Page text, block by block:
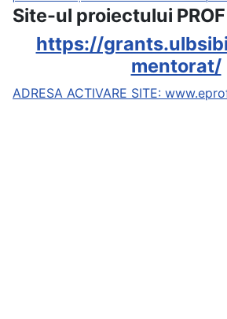
Site-ul proiectului PROF
https://
mentorat/
ADRESA ACTIVARE SITE: